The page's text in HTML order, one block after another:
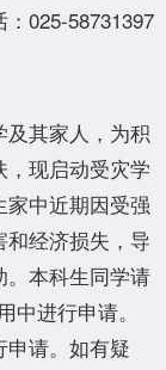
025-58731397
其家人，为积
现启动受灾学
中近期因受强
经济损失，导
。本科生同学请
中进行申请。
请。如有疑